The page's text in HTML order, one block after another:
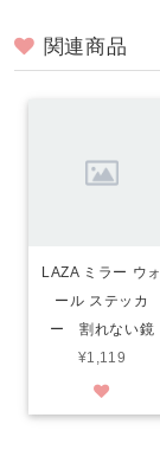
関連商品
LAZA ミラー ウォ
ール ステッカ
ー 割れない鏡
¥1,119